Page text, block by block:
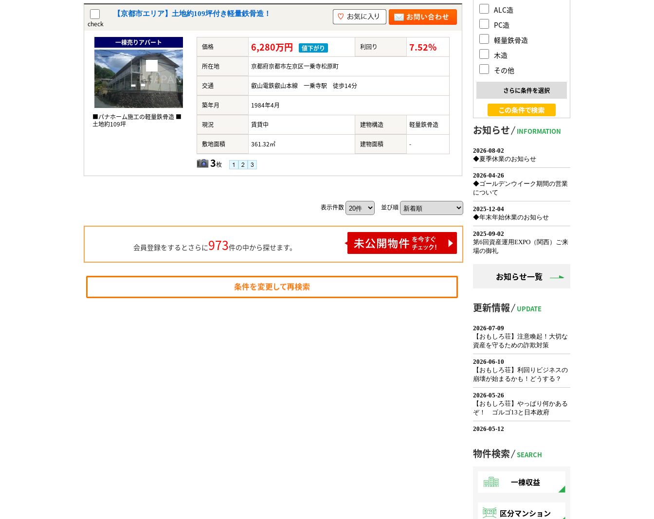
check
【京都市エリア】土地約109坪付き軽量鉄骨造！
一棟売りアパート
■パナホーム施工の軽量鉄骨造 ■
土地約109坪
価格 6,280万円 値下がり 利回り 7.52%
所在地 京都府京都市左京区一乗寺松原町
交通 叡山電鉄叡山本線 一乗寺駅 徒歩14分
築年月 1984年4月
現況 賃貸中 建物構造 軽量鉄骨造
敷地面積 361.32㎡ 建物面積 -
3枚
表示件数 並び順
会員登録をするとさらに973件の中から探せます。
ALC造
PC造
軽量鉄骨造
木造
その他
さらに条件を選択
お知らせ INFORMATION
お知らせ一覧
更新情報 UPDATE
物件検索 SEARCH
一棟収益
区分マンション